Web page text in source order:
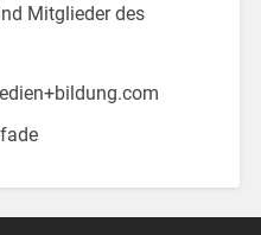
Mitglieder des